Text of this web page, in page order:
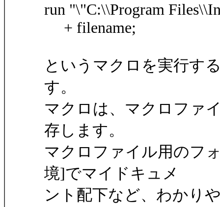
run "\"C:\\Program
+ filename;
というマクロを実行す
す。
マクロは、マクロファ
存します。
マクロファイル用のフ
境]でマイドキュメ
ント配下など、わかり